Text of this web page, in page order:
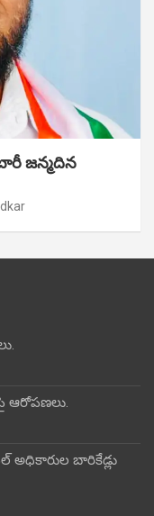
జన్మదిన
ఆరోపణలు.
అధికారుల బారికేడ్లు